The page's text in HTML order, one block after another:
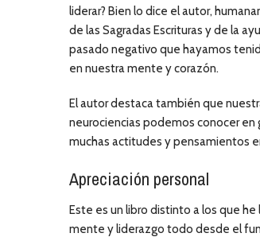
liderar? Bien lo dice el autor,
de las Sagradas Escrituras y de la
pasado negativo que hayamos
en nuestra mente y corazón.
El autor destaca también que
neurociencias podemos conocer
muchas actitudes y pensamientos
Apreciación personal
Este es un libro distinto a los que
mente y liderazgo todo desde el